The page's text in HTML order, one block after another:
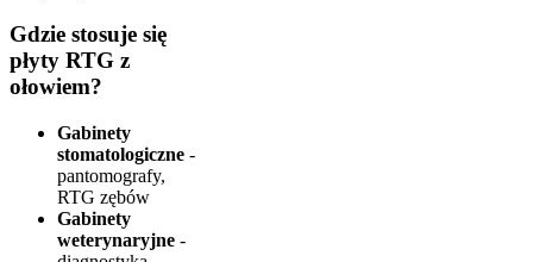
Gdzie stosuje się
płyty RTG z
ołowiem?
Gabinety
stomatologiczne -
pantomografy,
RTG zębów
Gabinety
weterynaryjne -